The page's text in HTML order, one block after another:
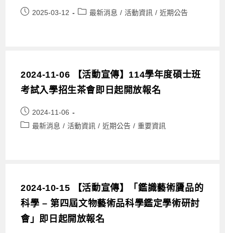
2025-03-12 最新消息 / 活動資訊 / 近期公告
2024-11-06 【活動宣傳】114學年度碩士班
考試入學招生茶會即日起開放報名
2024-11-06
最新消息 / 活動資訊 / 近期公告 / 重要資訊
2024-10-15 【活動宣傳】「鑑識藝術贗品的
科學 – 第四屆文物藝術品科學鑑定學術研討
會」即日起開放報名